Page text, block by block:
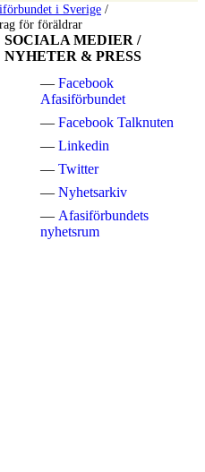
i Sverige /
för föräldrar
SOCIALA MEDIER /
NYHETER & PRESS
Facebook
Afasiförbundet
Facebook Talknuten
Linkedin
Twitter
Nyhetsarkiv
Afasiförbundets
nyhetsrum